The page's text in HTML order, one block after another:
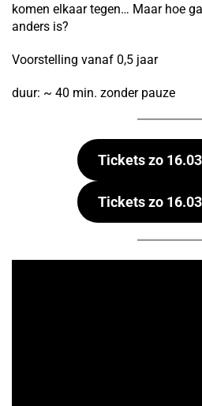
komen elkaar tegen… Maar hoe
anders is?
Voorstelling vanaf 0,5 jaar
duur: ~ 40 min. zonder pauze
Tickets zo
Tickets zo